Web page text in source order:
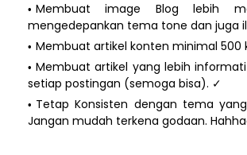
Membuat image Blog lebih
mengedepankan tema tone dan juga
Membuat artikel konten minimal 500
Membuat artikel yang lebih
setiap postingan (semoga bisa). ✓
Tetap Konsisten dengan tema
Jangan mudah terkena godaan.